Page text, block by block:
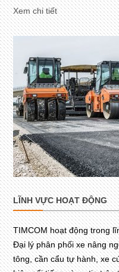
Xem chi tiết
LĨNH VỰC HOẠT ĐỘNG
TIMCOM hoạt động trong
Đại lý phân phối xe nâng
tông, cần cẩu tự hành, xe